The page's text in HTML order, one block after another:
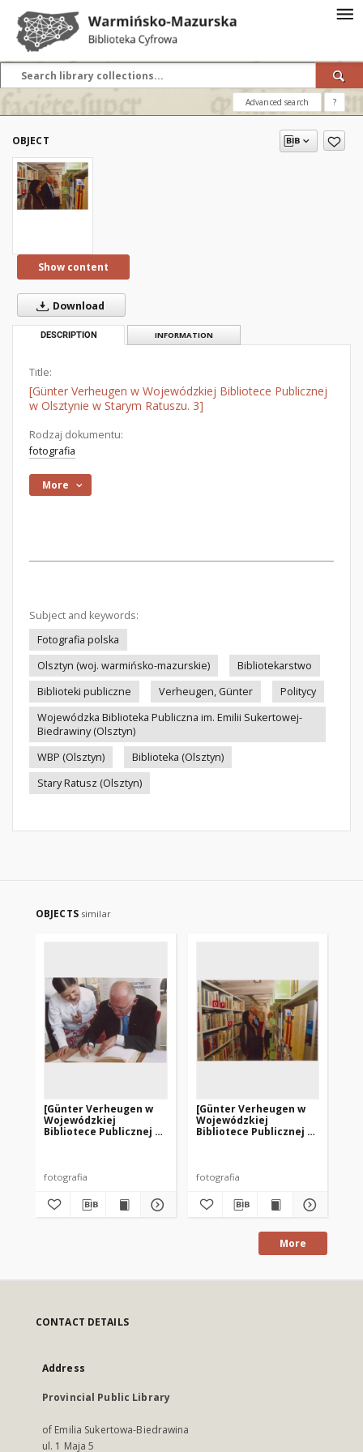
Advanced search ?
OBJECT
Show content
Download
DESCRIPTION INFORMATION
Title:
[Günter Verheugen w Wojewódzkiej Bibliotece Publicznej
w Olsztynie w Starym Ratuszu. 3]
Rodzaj dokumentu:
fotografia
More
Subject and keywords:
Fotografia polska
Olsztyn (woj. warmińsko-mazurskie)
Bibliotekarstwo
Biblioteki publiczne
Verheugen, Günter
Politycy
Wojewódzka Biblioteka Publiczna im. Emilii Sukertowej-
Biedrawiny (Olsztyn)
WBP (Olsztyn)
Biblioteka (Olsztyn)
Stary Ratusz (Olsztyn)
OBJECTS similar
[Günter Verheugen w
Wojewódzkiej
Bibliotece Publicznej w
fotografia
[Günter Verheugen w
Wojewódzkiej
Bibliotece Publicznej w
fotografia
More
CONTACT DETAILS
Address
Provincial Public Library
of Emilia Sukertowa-Biedrawina
ul. 1 Maja 5